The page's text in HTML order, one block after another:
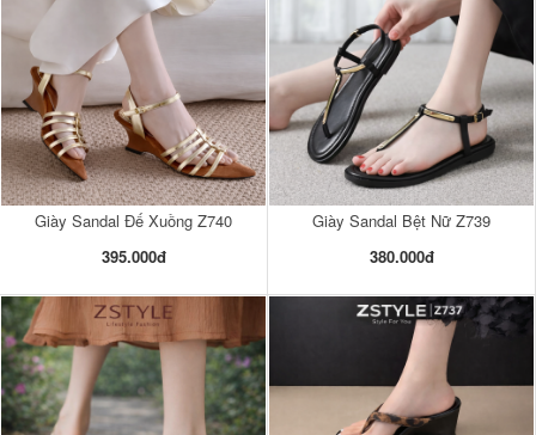
Giày Sandal Đế Xuồng Z740
395.000đ
Giày Sandal Bệt Nữ Z739
380.000đ